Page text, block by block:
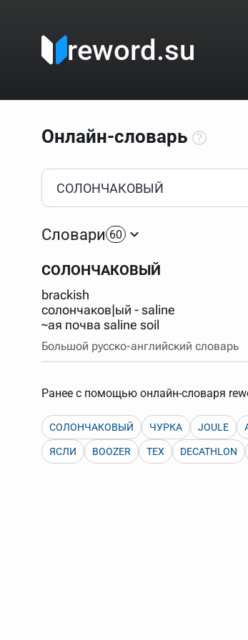
reword.su
Онлайн-словарь
Как пользоваться онлайн-
Прежде всего, начните вводить слово,
Если точное написание слова
Для более сложных случаев
В сложных запросах тоже могут
словом "***м***ов", далее через пробел
Словари 60
СОЛОНЧАКОВЫЙ
brackish
солончаков|ый - saline
~ая почва saline soil
Большой русско-английский словарь
Ранее с помощью онлайн-словаря
СОЛОНЧАКОВЫЙ ЧУРКА JOULE
ЯСЛИ BOOZER TEX DECATHLON